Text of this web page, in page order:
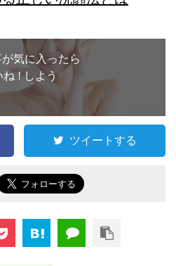
気に入ったら
ね ! しよう
ツイートする